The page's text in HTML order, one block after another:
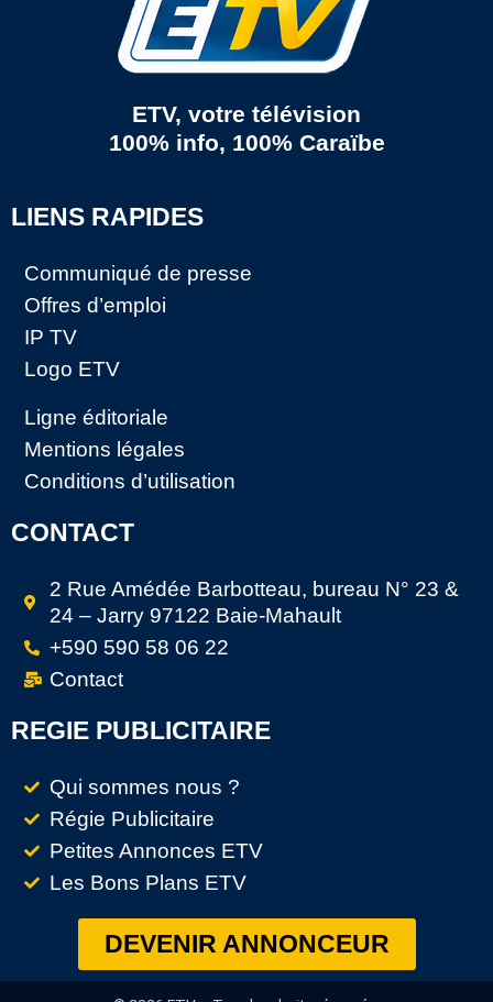
ETV, votre télévision
100% info, 100% Caraïbe
LIENS RAPIDES
Communiqué de presse
Offres d’emploi
IP TV
Logo ETV
Ligne éditoriale
Mentions légales
Conditions d’utilisation
CONTACT
2 Rue Amédée Barbotteau, bureau N° 23 &
24 – Jarry 97122 Baie-Mahault
+590 590 58 06 22
Contact
REGIE PUBLICITAIRE
Qui sommes nous ?
Régie Publicitaire
Petites Annonces ETV
Les Bons Plans ETV
DEVENIR ANNONCEUR